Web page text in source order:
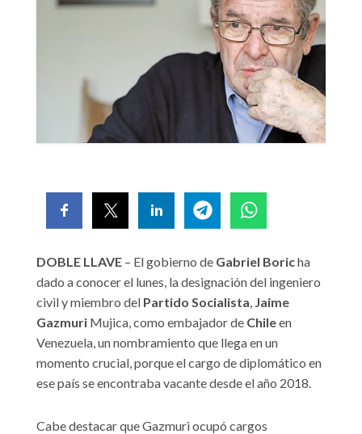
DOBLE LLAVE – El gobierno de Gabriel Boricha
dado a conocer el lunes, la designación del ingeniero
civil y miembro del Partido Socialista Jaime
Gazmuri Mujica, como embajador de Chileen
Venezuela, un nombramiento que llega en un
momento crucial, porque el cargo de diplomático en
ese país se encontraba vacante desde el año 2018.
Cabe destacar que Gazmuri ocupó cargos